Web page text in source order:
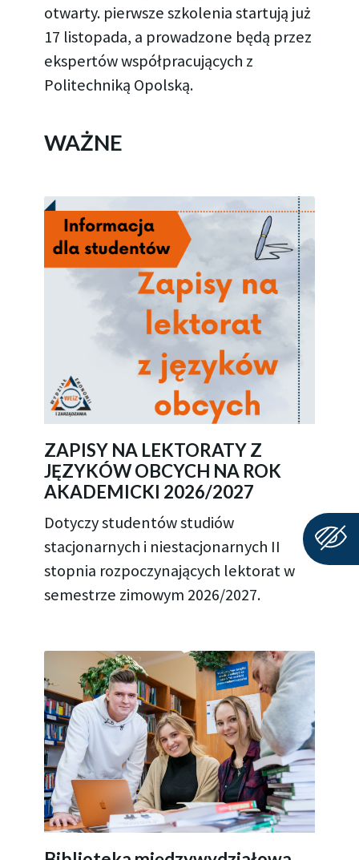
otwarty. pierwsze szkolenia startują już
17 listopada, a prowadzone będą przez
ekspertów współpracujących z
Politechniką Opolską.
WAŻNE
ZAPISY NA LEKTORATY Z
JĘZYKÓW OBCYCH NA ROK
AKADEMICKI 2026/2027
Dotyczy studentów studiów
stacjonarnych i niestacjonarnych II
stopnia rozpoczynających lektorat w
semestrze zimowym 2026/2027.